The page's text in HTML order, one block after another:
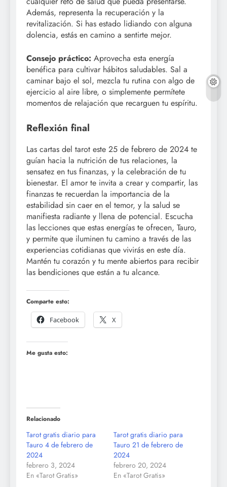
Además, representa la recuperación y la
revitalización. Si has estado lidiando con alguna
dolencia, estás en camino a sentirte mejor.
Consejo práctico: Aprovecha esta energía
benéfica para cultivar hábitos saludables. Sal a
caminar bajo el sol, mezcla tu rutina con algo de
ejercicio al aire libre, o simplemente permítete
momentos de relajación que recarguen tu espíritu.
Reflexión final
Las cartas del tarot este 25 de febrero de 2024 te
guían hacia la nutrición de tus relaciones, la
sensatez en tus finanzas, y la celebración de tu
bienestar. El amor te invita a crear y compartir, las
finanzas te recuerdan la importancia de la
estabilidad sin caer en el temor, y la salud se
manifiesta radiante y llena de potencial. Escucha
las lecciones que estas energías te ofrecen, Tauro,
y permite que iluminen tu camino a través de las
experiencias cotidianas que vivirás en este día.
Mantén tu corazón y tu mente abiertos para recibir
las bendiciones que están a tu alcance.
Comparte esto:
Facebook
X
Me gusta esto:
Relacionado
Tarot gratis diario para
Tauro 4 de febrero de
2024
febrero 3, 2024
En «Tarot Gratis»
Tarot gratis diario para
Tauro 21 de febrero de
2024
febrero 20, 2024
En «Tarot Gratis»